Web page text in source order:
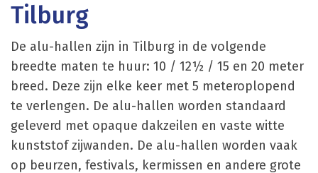
Tilburg
De alu-hallen zijn in Tilburg in de volgende
breedte maten te huur: 10 / 12½ / 15 en 20 meter
breed. Deze zijn elke keer met 5 meteroplopend
te verlengen. De alu-hallen worden standaard
geleverd met opaque dakzeilen en vaste witte
kunststof zijwanden. De alu-hallen worden vaak
op beurzen, festivals, kermissen en andere grote